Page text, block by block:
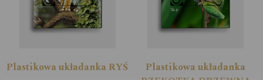
Plastikowa układanka RYŚ
Plastikowa układanka